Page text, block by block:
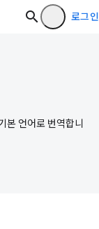
로그인
본 언어로 번역합니